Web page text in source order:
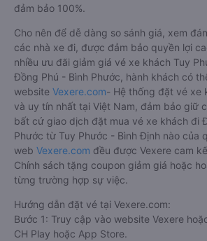
đảm bảo 100%.
Cho nên để dễ dàng so sánh giá, xem
các nhà xe đi, được đảm bảo quyền lợi
nhiều ưu đãi giảm giá vé xe khách Tuy
Đồng Phú - Bình Phước, hành khách có
website Vexere.com- Hệ thống đặt vé xe
và uy tín nhất tại Việt Nam, đảm bảo giữ
bất cứ giao dịch đặt mua vé xe khách đi
Phước từ Tuy Phước - Bình Định nào của
web Vexere.com đều được Vexere cam
Chính sách tặng coupon giảm giá hoặc
từng trường hợp sự việc.
Hướng dẫn đặt vé tại Vexere.com:
Bước 1: Truy cập vào website Vexere
CH Play hoặc App Store.